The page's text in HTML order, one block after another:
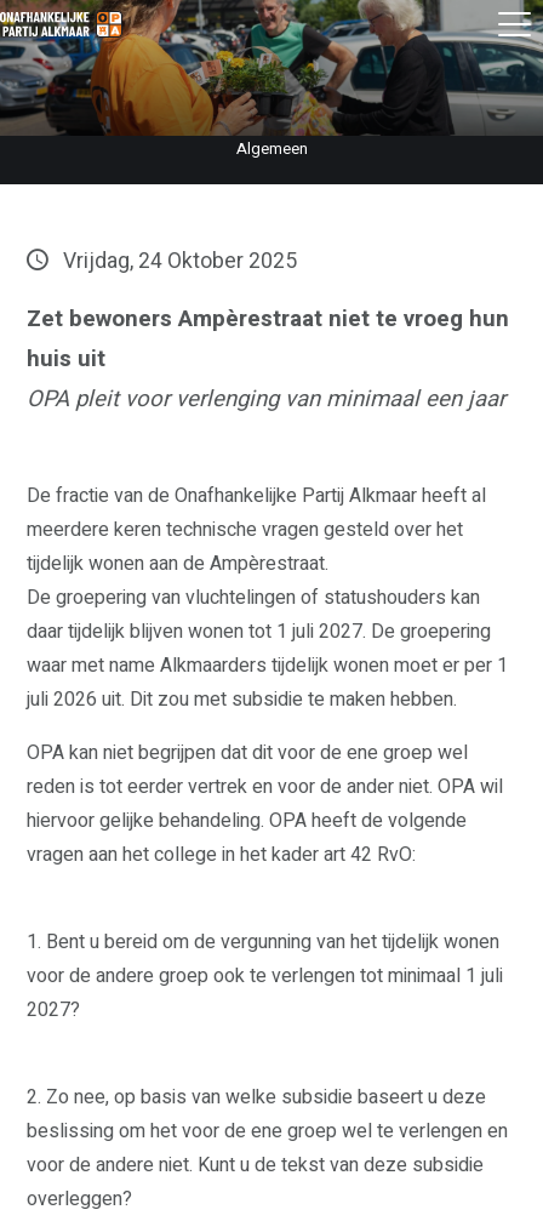
Algemeen
Vrijdag, 24 Oktober 2025
Zet bewoners Ampèrestraat niet te vroeg hun
huis uit
OPA pleit voor verlenging van minimaal een jaar
De fractie van de Onafhankelijke Partij Alkmaar heeft al
meerdere keren technische vragen gesteld over het
tijdelijk wonen aan de Ampèrestraat.
De groepering van vluchtelingen of statushouders kan
daar tijdelijk blijven wonen tot 1 juli 2027. De groepering
waar met name Alkmaarders tijdelijk wonen moet er per 1
juli 2026 uit. Dit zou met subsidie te maken hebben.
OPA kan niet begrijpen dat dit voor de ene groep wel
reden is tot eerder vertrek en voor de ander niet. OPA wil
hiervoor gelijke behandeling. OPA heeft de volgende
vragen aan het college in het kader art 42 RvO:
1. Bent u bereid om de vergunning van het tijdelijk wonen
voor de andere groep ook te verlengen tot minimaal 1 juli
2027?
2. Zo nee, op basis van welke subsidie baseert u deze
beslissing om het voor de ene groep wel te verlengen en
voor de andere niet. Kunt u de tekst van deze subsidie
overleggen?